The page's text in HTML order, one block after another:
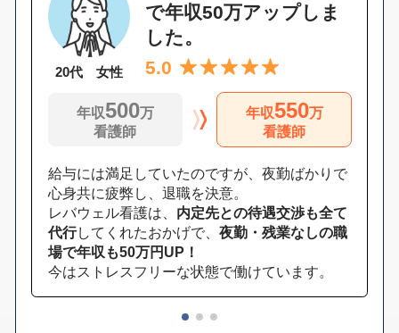
20代 女性
で年収50万アップしま
した。
5.0
年収500万
看護師
年収550万
看護師
給与には満足していたのですが、夜勤ばかりで
心身共に疲弊し、退職を決意。
レバウェル看護は、 内定先との待遇交渉も全て
代行してくれたおかげで、 夜勤・残業なしの職
場で年収も50万円UP！
今はストレスフリーな状態で働けています。